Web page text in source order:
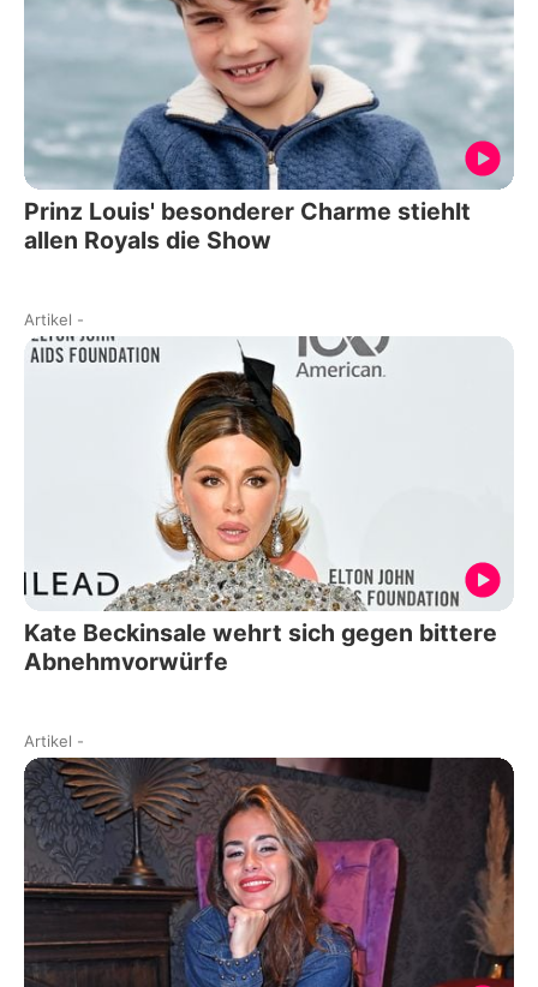
Prinz Louis' besonderer Charme stiehlt
allen Royals die Show
Artikel -
Kate Beckinsale wehrt sich gegen bittere
Abnehmvorwürfe
Artikel -